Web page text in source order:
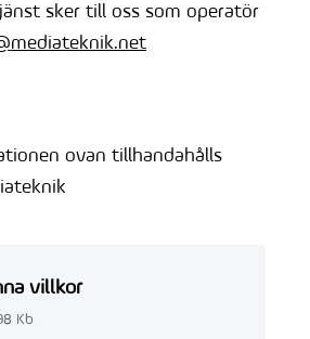
sker till oss som operatör
ovan tillhandahålls
villkor
Kb